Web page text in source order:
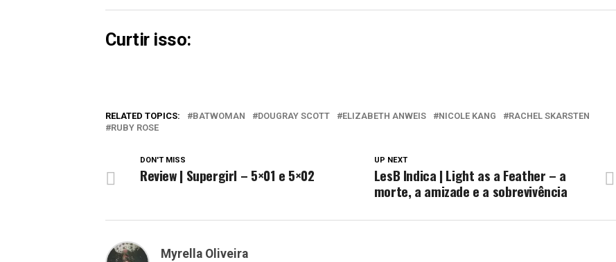
Curtir isso:
RELATED TOPICS: BATWOMAN DOUGRAY SCOTT ELIZABETH ANWEIS NICOLE KANG
RACHEL SKARSTEN
RUBY ROSE
UP NEXT
LesB Indica | Light as a Feather – a
morte, a amizade e a sobrevivência
DON'T MISS
Review | Supergirl – 5×01 e 5×02
Myrella Oliveira